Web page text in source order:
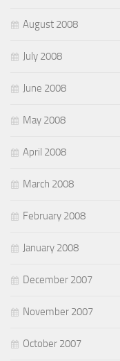
August 2008
July 2008
June 2008
May 2008
April 2008
March 2008
February 2008
January 2008
December 2007
November 2007
October 2007